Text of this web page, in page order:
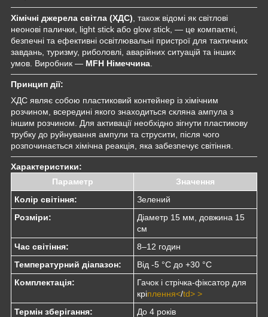
Хімічні джерела світла (ХДС) , також відомі як світлові
неонові палички, light stick або glow stick, — це компактні,
безпечні та ефективні освітлювальні пристрої для тактичних
завдань, туризму, риболовлі, аварійних ситуацій та інших
умов. Виробник — MFH Німеччина
Принцип дії:
ХДС являє собою пластиковий контейнер із хімічним
розчином, всередині якого знаходиться скляна ампула з
іншим розчином. Для активації необхідно зігнути пластикову
трубку до руйнування ампули та струсити, після чого
розпочинається хімічна реакція, яка забезпечує світіння.
Характеристики:
Параметр
Значення
Колір світіння:
Зелений
Розміри:
Діаметр 15 мм, довжина 15
см
Час світіння:
8–12 годин
Температурний діапазон:
Від -5 °C до +30 °C
Комплектація:
Гачок і стрічка-фіксатор для
кріплення</td> >
Термін зберігання:
До 4 років